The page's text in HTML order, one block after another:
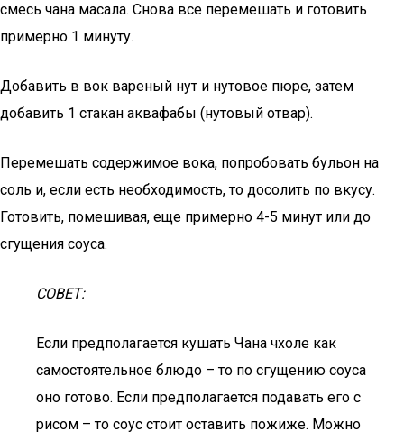
смесь чана масала. Снова все перемешать и готовить
примерно 1 минуту.
Добавить в вок вареный нут и нутовое пюре, затем
добавить 1 стакан аквафабы (нутовый отвар).
Перемешать содержимое вока, попробовать бульон на
соль и, если есть необходимость, то досолить по вкусу.
Готовить, помешивая, еще примерно 4-5 минут или до
сгущения соуса.
СОВЕТ:
Если предполагается кушать Чана чхоле как
самостоятельное блюдо – то по сгущению соуса
оно готово. Если предполагается подавать его с
рисом – то соус стоит оставить пожиже. Можно